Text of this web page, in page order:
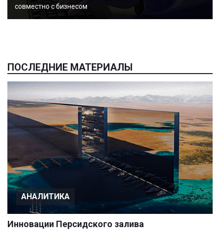
совместно с бизнесом
ПОСЛЕДНИЕ МАТЕРИАЛЫ
АНАЛИТИКА
Инновации Персидского залива